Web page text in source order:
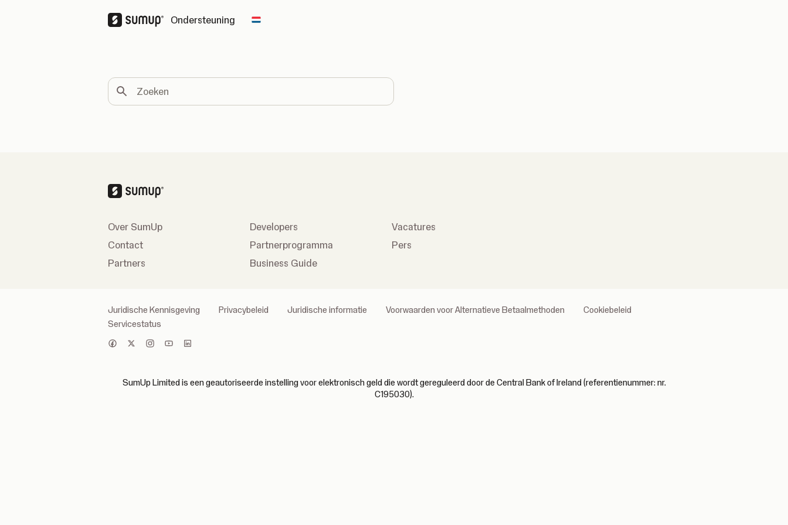
Ondersteuning Change country
Zoeken
Over SumUp
Contact
Partners
Developers
Partnerprogramma
Business Guide
Vacatures
Pers
Juridische Kennisgeving Privacybeleid Juridische informatie Voorwaarden voor Alternatieve Betaalmethoden
Cookiebeleid
Servicestatus
SumUp Limited is een geautoriseerde instelling voor elektronisch geld die wordt gereguleerd door de Central Bank of Ireland (referentienummer: nr.
C195030).